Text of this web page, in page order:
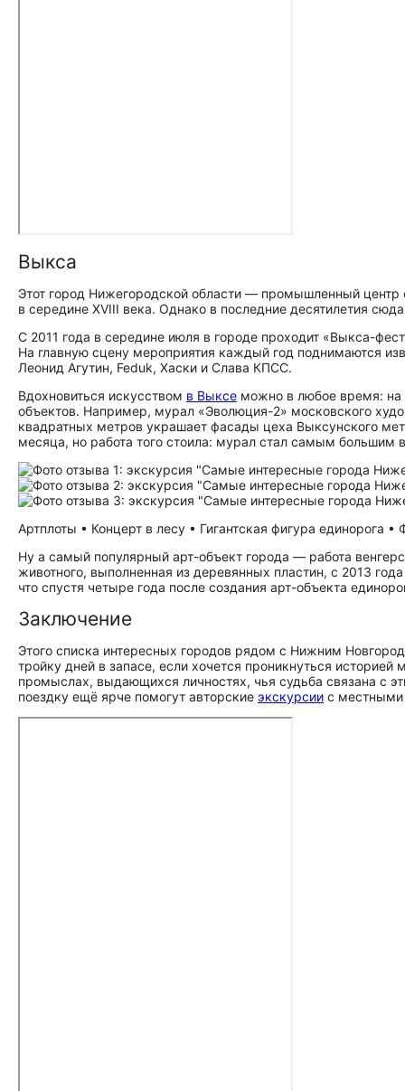
Выкса
Этот город Нижегородской области — промышленный
в середине XVIII века. Однако в последние десятилетия
С 2011 года в середине июля в городе проходит «Выкса-
На главную сцену мероприятия каждый год поднимаются
Леонид Агутин, Feduk, Хаски и Слава КПСС.
Вдохновиться искусством в Выксе можно в любое время: на
объектов. Например, мурал «Эволюция-2» московского
квадратных метров украшает фасады цеха Выксунского
месяца, но работа того стоила: мурал стал самым большим
Артплоты • Концерт в лесу • Гигантская фигура единорога •
Ну а самый популярный арт-объект города — работа
животного, выполненная из деревянных пластин, с 2013
что спустя четыре года после создания арт-объекта
Заключение
Этого списка интересных городов рядом с Нижним
тройку дней в запасе, если хочется проникнуться
промыслах, выдающихся личностях, чья судьба связана с
поездку ещё ярче помогут авторские экскурсии с местными